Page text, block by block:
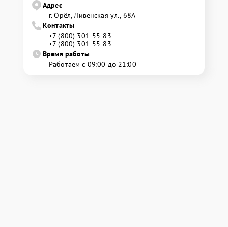
Адрес
г. Орёл, Ливенская ул., 68А
Контакты
+7 (800) 301-55-83
+7 (800) 301-55-83
Время работы
Работаем с 09:00 до 21:00